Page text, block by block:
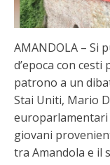
AMANDOLA – Si
d’epoca con
patrono a un
Stai Uniti, Mario
giovani
tra Amandola e il